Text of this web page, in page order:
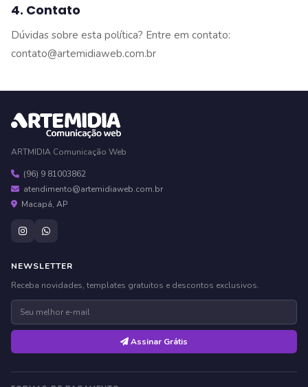
4. Contato
Dúvidas sobre esta política? Entre em contato:
contato@artemidiaweb.com.br
ARTMIDIA Comunicação Web
(96) 9 81003862
atendimento@artemidiaweb.com.br
Macapá, AP
NEWSLETTER
Receba novidades, templates gratuitos e descontos exclusivos.
Assinar Grátis